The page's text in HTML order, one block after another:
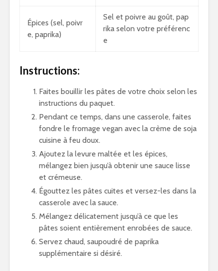
Épices (sel, poivr
e, paprika)
Sel et poivre au goût, pap
rika selon votre préférenc
e
Instructions:
Faites bouillir les pâtes de votre choix selon les
instructions du paquet.
Pendant ce temps, dans une casserole, faites
fondre le fromage vegan avec la crème de soja
cuisine à feu doux.
Ajoutez la levure maltée et les épices,
mélangez bien jusqu’à obtenir une sauce lisse
et crémeuse.
Égouttez les pâtes cuites et versez-les dans la
casserole avec la sauce.
Mélangez délicatement jusqu’à ce que les
pâtes soient entièrement enrobées de sauce.
Servez chaud, saupoudré de paprika
supplémentaire si désiré.